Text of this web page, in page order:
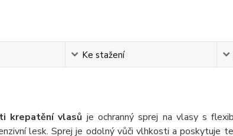
Ke stažení
krepatění vlasů je ochranný sprej na vlasy s
lesk. Sprej je odolný vůči vlhkosti a poskytuje